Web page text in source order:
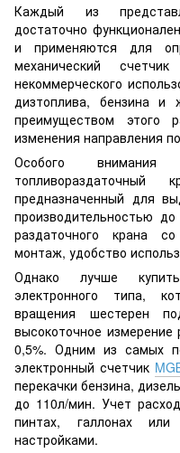
Каждый из
достаточно
и применяются для
механический счетчик
некоммерческого
дизтоплива, бензина и
преимуществом этого
изменения направления
Особого внимания
предназначенный для
производительностью
раздаточного крана
монтаж, удобство
Однако лучше
электронного типа,
вращения шестерен
высокоточное
0,5%. Одним из самых
электронный счетчик
перекачки бензина,
до 110л/мин. Учет
пинтах, галлонах
настройками.